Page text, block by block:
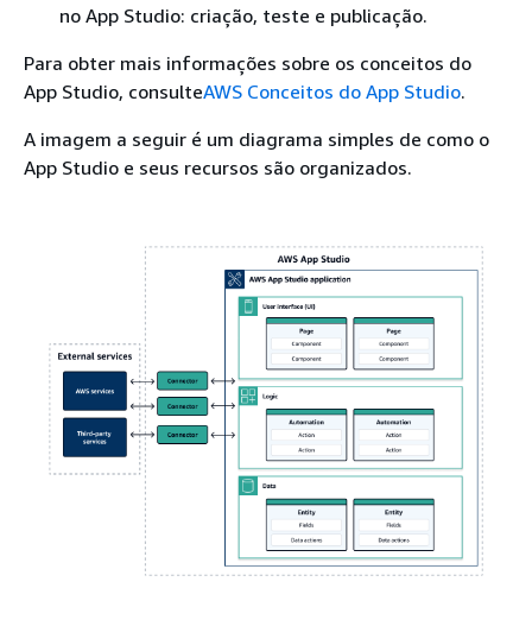
no App Studio: criação, teste e publicação.
Para obter mais informações sobre os conceitos do
App Studio, consulteAWS Conceitos do App Studio.
A imagem a seguir é um diagrama simples de como o
App Studio e seus recursos são organizados.